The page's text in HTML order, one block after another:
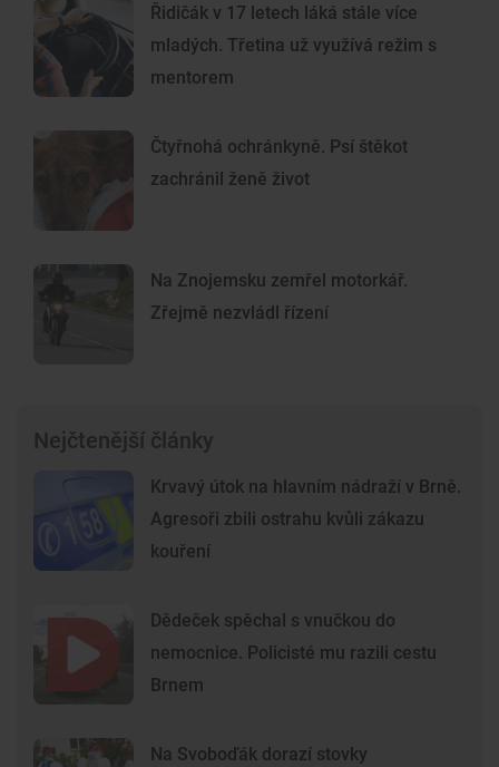
Řidičák v 17 letech láká stále více
mladých. Třetina už využívá režim s
mentorem
Čtyřnohá ochránkyně. Psí štěkot
zachránil ženě život
Na Znojemsku zemřel motorkář.
Zřejmě nezvládl řízení
Nejčtenější články
Krvavý útok na hlavním nádraží v Brně.
Agresoři zbili ostrahu kvůli zákazu
kouření
Dědeček spěchal s vnučkou do
nemocnice. Policisté mu razili cestu
Brnem
Na Svoboďák dorazí stovky